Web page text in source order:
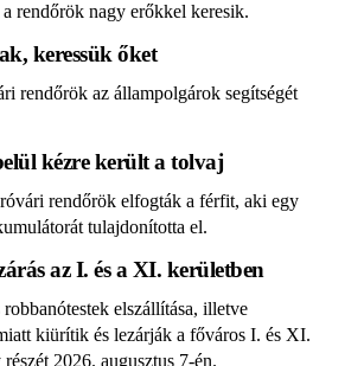
rendőrök nagy erőkkel keresik.
keressük őket
rendőrök az állampolgárok segítségét
kézre került a tolvaj
rendőrök elfogták a férfit, aki egy
tulajdonította el.
az I. és a XI. kerületben
elszállítása, illetve
kiürítik és lezárják a főváros I. és XI.
2026. augusztus 7-én.